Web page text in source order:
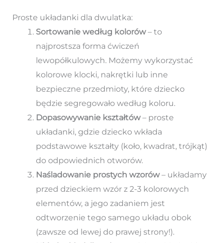
Proste układanki dla dwulatka:
Sortowanie według kolorów– to
najprostsza forma ćwiczeń
lewopółkulowych. Możemy wykorzystać
kolorowe klocki, nakrętki lub inne
bezpieczne przedmioty, które dziecko
będzie segregowało według koloru.
Dopasowywanie kształtów– proste
układanki, gdzie dziecko wkłada
podstawowe kształty (koło, kwadrat, trójkąt)
do odpowiednich otworów.
Naśladowanie prostych wzorów– układamy
przed dzieckiem wzór z 2-3 kolorowych
elementów, a jego zadaniem jest
odtworzenie tego samego układu obok
(zawsze od lewej do prawej strony!).